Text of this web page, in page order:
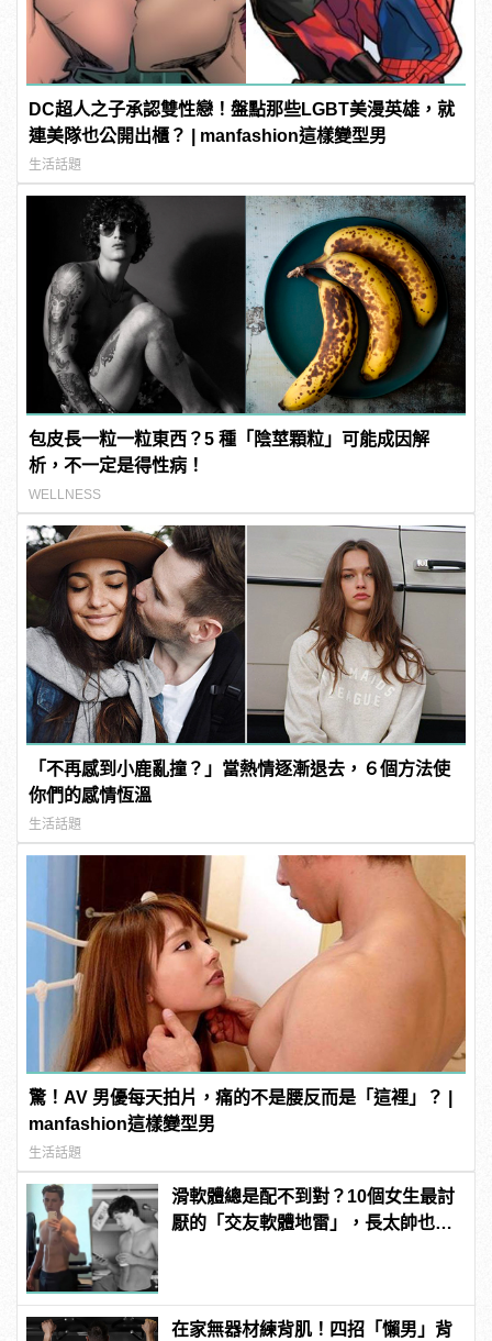
DC超人之子承認雙性戀！盤點那些LGBT美漫英雄，就
連美隊也公開出櫃？ | manfashion這樣變型男
生活話題
包皮長一粒一粒東西？5 種「陰莖顆粒」可能成因解
析，不一定是得性病！
WELLNESS
「不再感到小鹿亂撞？」當熱情逐漸退去，６個方法使
你們的感情恆溫
生活話題
驚！AV 男優每天拍片，痛的不是腰反而是「這裡」？ |
manfashion這樣變型男
生活話題
滑軟體總是配不到對？10個女生最討
厭的「交友軟體地雷」，長太帥也沒
在家無器材練背肌！四招「懶男」背